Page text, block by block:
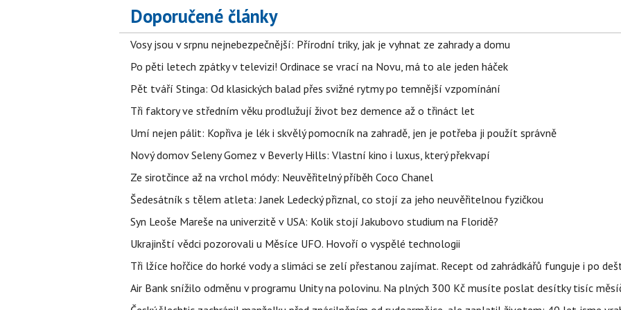
Doporučené články
Vosy jsou v srpnu nejnebezpečnější: Přírodní triky, jak je vyhnat ze zahrady a domu
Po pěti letech zpátky v televizi! Ordinace se vrací na Novu, má to ale jeden háček
Pět tváří Stinga: Od klasických balad přes svižné rytmy po temnější vzpomínání
Tři faktory ve středním věku prodlužují život bez demence až o třináct let
Umí nejen pálit: Kopřiva je lék i skvělý pomocník na zahradě, jen je potřeba ji použít správně
Nový domov Seleny Gomez v Beverly Hills: Vlastní kino i luxus, který překvapí
Ze sirotčince až na vrchol módy: Neuvěřitelný příběh Coco Chanel
Šedesátník s tělem atleta: Janek Ledecký přiznal, co stojí za jeho neuvěřitelnou fyzičkou
Syn Leoše Mareše na univerzitě v USA: Kolik stojí Jakubovo studium na Floridě?
Ukrajinští vědci pozorovali u Měsíce UFO. Hovoří o vyspělé technologii
Tři lžíce hořčice do horké vody a slimáci se zelí přestanou zajímat. Recept od zahrádkářů funguje i po
Air Bank snížilo odměnu v programu Unity na polovinu. Na plných 300 Kč musíte poslat desítky tisíc